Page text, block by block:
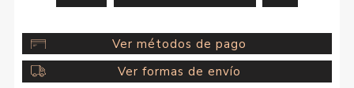
Ver métodos de pago
Ver formas de envío